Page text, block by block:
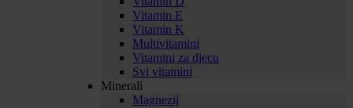
Vitamin E
Vitamin K
Multivitamini
Vitamini za djecu
Svi vitamini
Minerali
Magnezij